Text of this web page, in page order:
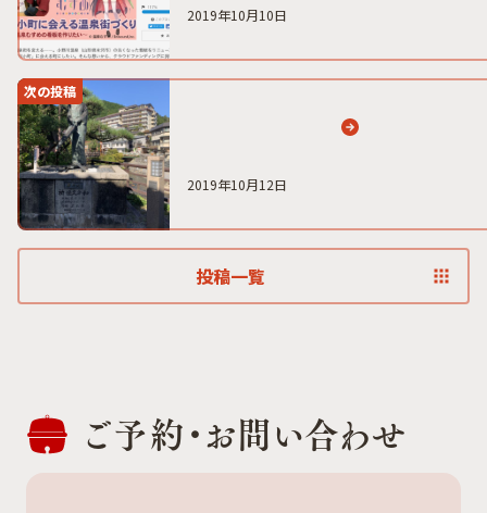
2019年10月10日
次の投稿
2019年10月12日
投稿一覧
ご予約・お問い合わせ